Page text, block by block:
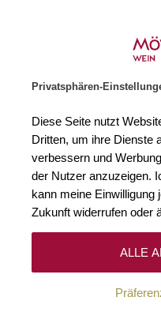
Privatsphären-
Diese Seite nutzt
Dritten, um ihre Dienste
verbessern und
der Nutzer anzuzeigen.
kann meine Einwilligung
Zukunft widerrufen oder
Château
Weingüter, die zu den